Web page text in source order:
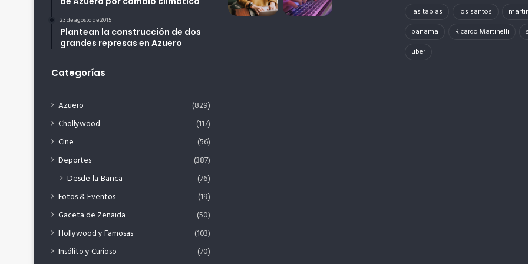
23 de agosto de 2015
Plantean la construcción de dos
grandes represas en Azuero
Categorías
Azuero
(829)
Chollywood
(117)
Cine
(56)
Deportes
(387)
Desde la Banca (76)
Fotos & Eventos
(19)
Gaceta de Zenaida
(50)
Hollywood y Famosas
(103)
Insólito y Curioso
(70)
las tablas
los santos
panama
Ricardo Martinelli
uber